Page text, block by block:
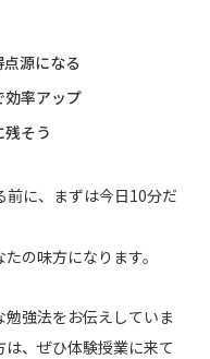
源になる
率アップ
そう
前に、まずは今日10分だ
の味方になります。
強法をお伝えしていま
、ぜひ体験授業に来て